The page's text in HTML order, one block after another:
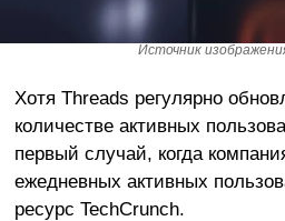
Источник
Хотя Threads регулярно
количестве активных
первый случай, когда
ежедневных активных
ресурс TechCrunch.